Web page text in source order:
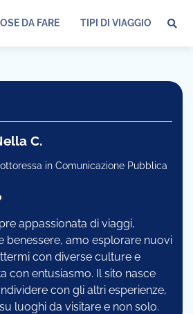
DA FARE TIPI DI VIAGGIO
C.
in Comunicazione Pubblica
appassionata di viaggi,
benessere, amo esplorare nuovi
con diverse culture e
con entusiasmo. Il sito nasce
con gli altri esperienze,
luoghi da visitare e non solo.